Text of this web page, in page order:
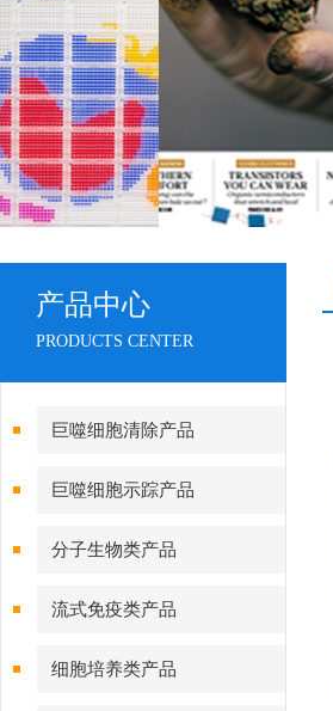
产品中心
PRODUCTS CENTER
巨噬细胞清除产品
巨噬细胞示踪产品
分子生物类产品
流式免疫类产品
细胞培养类产品